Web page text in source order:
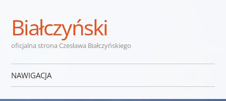
Białczyński
oficjalna strona Czesława Białczyńskiego
NAWIGACJA